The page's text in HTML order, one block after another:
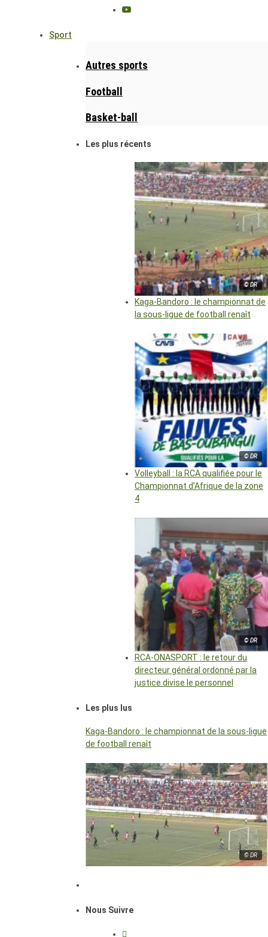
Sport
Autres sports
Football
Basket-ball
Les plus récents
© DR
Kaga-Bandoro : le championnat de
la sous-ligue de football renaît
© DR
Volleyball : la RCA qualifiée pour le
Championnat d’Afrique de la zone
4
© DR
RCA-ONASPORT : le retour du
directeur général ordonné par la
justice divise le personnel
Les plus lus
Kaga-Bandoro : le championnat de la sous-ligue
de football renaît
© DR
Nous Suivre